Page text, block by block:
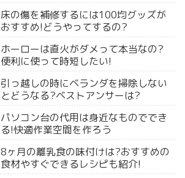
床の傷を補修するには100均グッズが
おすすめ!どうやってするの?
ホーローは直火がダメって本当なの?
便利に使って時短したい!
引っ越しの時にベランダを掃除しない
とどうなる?ベストアンサーは?
パソコン台の代用は身近なものででき
る!快適作業空間を作ろう
8ヶ月の離乳食の味付けは?おすすめの
食材やすぐできるレシピも紹介!